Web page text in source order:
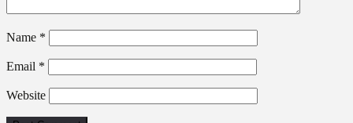
Name *
Email *
Website